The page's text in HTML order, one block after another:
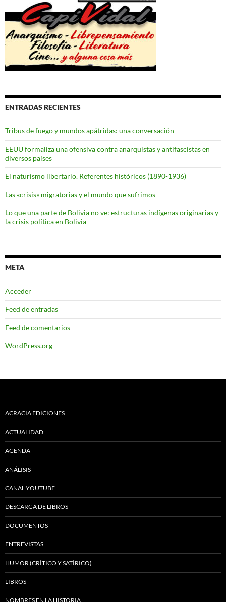
ENTRADAS RECIENTES
Tribus de fuego y mundos apátridas: una conversación
EEUU formaliza una ofensiva contra anarquistas y antifascistas en
diversos países
El naturismo libertario. Referentes históricos (1890-1936)
Las «crisis» migratorias y el mundo que sufrimos
Lo que una parte de Bolivia no ve: estructuras indígenas originarias y
la crisis política en Bolivia
META
Acceder
Feed de entradas
Feed de comentarios
WordPress.org
ACRACIA EDICIONES
ACTUALIDAD
AGENDA
ANÁLISIS
CANAL YOUTUBE
DESCARGA DE LIBROS
DOCUMENTOS
ENTREVISTAS
HUMOR (CRÍTICO Y SATÍRICO)
LIBROS
NOMBRES EN LA HISTORIA